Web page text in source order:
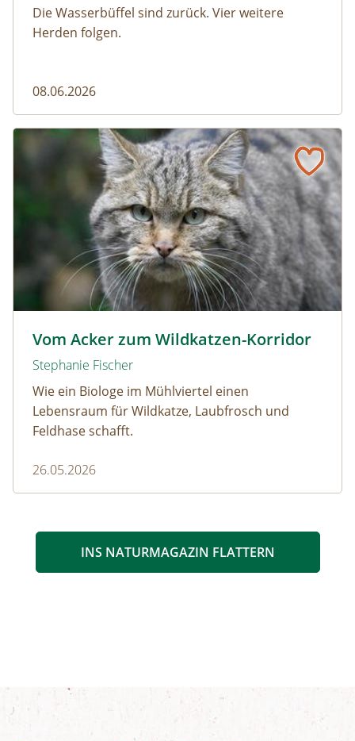
Die Wasserbüffel sind zurück. Vier weitere
Herden folgen.
08.06.2026
Vom Acker zum Wildkatzen-Korridor
Stephanie Fischer
Wie ein Biologe im Mühlviertel einen
Lebensraum für Wildkatze, Laubfrosch und
Feldhase schafft.
26.05.2026
Vom Acker zum Wildkatzen-Korridor
INS NATURMAGAZIN FLATTERN